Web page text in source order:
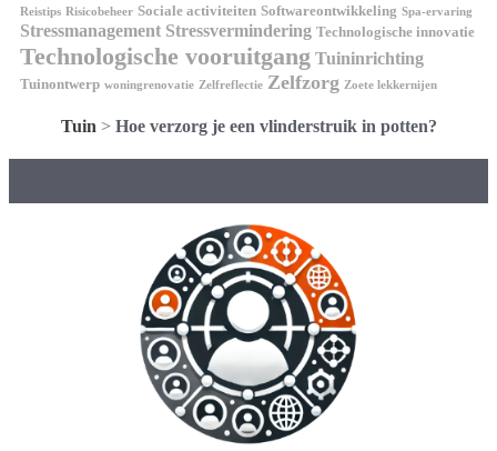
Reistips Risicobeheer Sociale activiteiten Softwareontwikkeling Spa-ervaring
Stressmanagement Stressvermindering Technologische innovatie
Technologische vooruitgang Tuininrichting
Tuinontwerp woningrenovatie Zelfreflectie Zelfzorg Zoete lekkernijen
Tuin > Hoe verzorg je een vlinderstruik in potten?